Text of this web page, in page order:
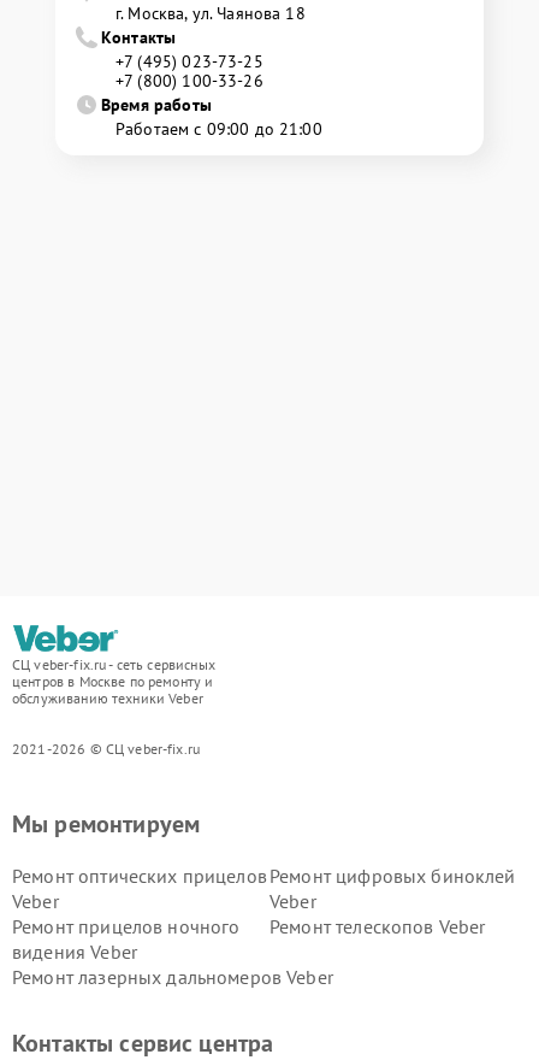
г. Москва, ул. Чаянова 18
Контакты
+7 (495) 023-73-25
+7 (800) 100-33-26
Время работы
Работаем с 09:00 до 21:00
СЦ veber-fix.ru - сеть сервисных
центров в Москве по ремонту и
обслуживанию техники Veber
2021-2026 © СЦ veber-fix.ru
Мы ремонтируем
Ремонт оптических прицелов
Veber
Ремонт цифровых биноклей
Veber
Ремонт прицелов ночного
видения Veber
Ремонт телескопов Veber
Ремонт лазерных дальномеров Veber
Контакты сервис центра